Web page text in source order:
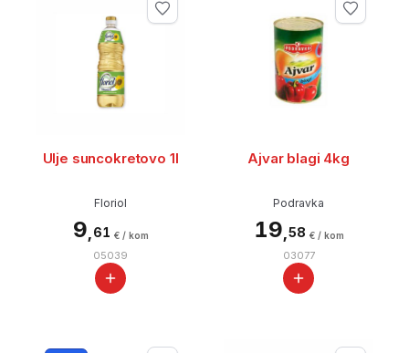
Ulje suncokretovo 1l
Floriol
9,61 € / kom
05039
Ajvar blagi 4kg
Podravka
19,58 € / kom
03077